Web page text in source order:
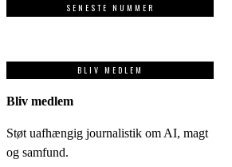
SENESTE NUMMER
BLIV MEDLEM
Bliv medlem
Støt uafhængig journalistik om AI, magt
og samfund.